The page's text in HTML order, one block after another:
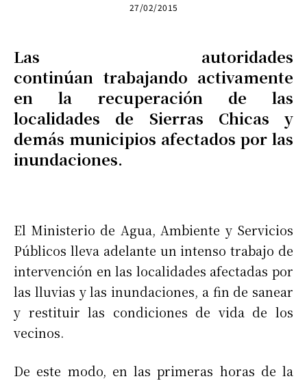
27/02/2015
Las autoridades
continúan trabajando activamente
en la recuperación de las
localidades de Sierras Chicas y
demás municipios afectados por las
inundaciones.
El Ministerio de Agua, Ambiente y Servicios
Públicos lleva adelante un intenso trabajo de
intervención en las localidades afectadas por
las lluvias y las inundaciones, a fin de sanear
y restituir las condiciones de vida de los
vecinos.
De este modo, en las primeras horas de la